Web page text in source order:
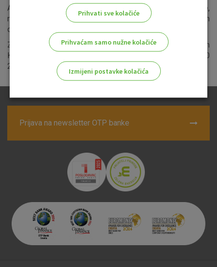
Ako je verzija aplikacije manja od prethodno navedene,
molimo vas ažurirajte aplikaciju posljednjom verzijom
dostupnom na online trgovinama.
Za sve dodatne informacije ili pitanja obratite se našem
Kontakt centru putem besplatnog info telefona 0800 21 00
21.
Prijava na newsletter OTP banke
Prihvati sve kolačiće
Prihvaćam samo nužne kolačiće
Izmijeni postavke kolačića
Analitički kolačići
Marketinški kolačići
Prihvaćam upotrebu navedenih kolačića
Nužni (tehnički) kolačići - uvijek aktivni